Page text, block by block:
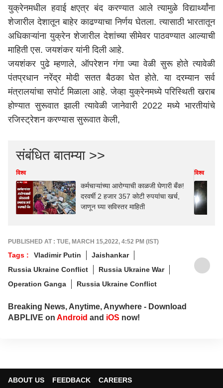
युक्रेनमधील हवाई क्षएत्र बंद करण्यात आले त्यामुळे विद्यार्थ्यांना
शेजारील देशातून बाहेर काढण्याचा निर्णय घेतला. त्यासाठी भारतातून
अधिकाऱ्यांना युक्रेन शेजारील देशांच्या सीमेवर पाठवण्यात आल्याची
माहिती एस. जयशंकर यांनी दिली आहे.
जयशंकर पुढे म्हणाले, ऑपरेशन गंगा ज्या वेळी सुरू होते त्यावेळी
पंतप्रधान नरेंद्र मोदी सतत बैठका घेत होते. या दरम्यान सर्व
मंत्रालयांचा सपोर्ट मिळाला आहे. जेव्हा युक्रेनमध्ये परिस्थिती खराब
होण्यात सुरूवात झाली त्यावेळी जानेवारी 2022 मध्ये भारतीयांचे
रजिस्ट्रेशन करण्यास सुरूवात केली,
संबंधित बातम्या >>
विश्व
कर्मचाऱ्यांच्या आरोग्याची काळजी घेणारी बँक!
दरवर्षी 2 हजार 357 कोटी रुपयांचा खर्च,
जाणून घ्या सविस्तर माहिती
विश्व
PUBLISHED AT : TUE, MARCH 15,2022, 4:52 PM (IST)
Tags : Vladimir Putin
Jaishankar
Russia Ukraine Conflict
Russia Ukraine War
Operation Ganga
Russia Ukraine Conflict
Breaking News, Anytime, Anywhere - Download
ABPLIVE on Android and iOS now!
ABOUT US FEEDBACK CAREERS